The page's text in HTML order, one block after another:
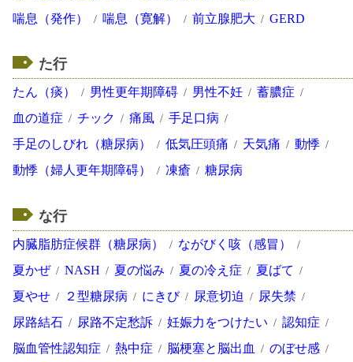
喘息（発作）
喘息（寛解） 前立腺肥大 GERD
た行
たん（痰） 男性更年期障碍 男性不妊
蓄膿症
血の道症
チック 痛風
手足口病
手足のしびれ（糖尿病）
低気圧頭痛 天気痛
動悸
動悸（婦人更年期障碍）
凍瘡 糖尿病
な行
内臓脂肪症候群（糖尿病）
ながびく咳（感冒）
夏かぜ
NASH 夏の悩み 夏の冷え症
夏ばて
夏やせ
２型糖尿病 にきび 尿意切迫
尿失禁
尿路結石
尿路不定愁訴 妊娠力をつけたい
認知症
脳血管性認知症
熱中症 脳梗塞と脳出血
のぼせ感